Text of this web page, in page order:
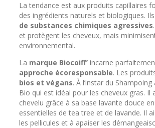
La tendance est aux produits capillaires
des ingrédients naturels et biologiques.
de substances chimiques agressives
et protègent les cheveux, mais
environnemental.
La marque Biocoiff’ incarne
approche écoresponsable. Les
bios et végans. À l’instar du
Bio qui est idéal pour les cheveux gras. Il
chevelu grâce à sa base lavante douce
essentielles de tea tree et de lavande. Il
les pellicules et à apaiser les